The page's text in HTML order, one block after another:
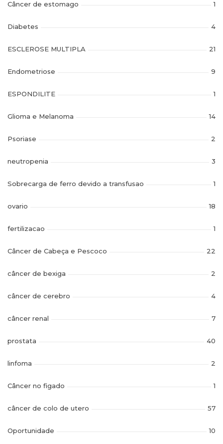
Câncer de estomago 1
Diabetes 4
ESCLEROSE MULTIPLA 21
Endometriose 9
ESPONDILITE 1
Glioma e Melanoma 14
Psoriase 2
neutropenia 3
Sobrecarga de ferro devido a transfusao 1
ovario 18
fertilizacao 1
Câncer de Cabeça e Pescoco 22
câncer de bexiga 2
câncer de cerebro 4
câncer renal 7
prostata 40
linfoma 2
Câncer no figado 1
câncer de colo de utero 57
Oportunidade 10